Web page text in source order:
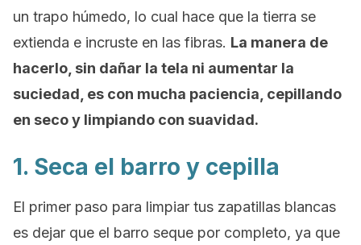
un trapo húmedo, lo cual hace que la tierra se
extienda e incruste en las fibras. La manera de
hacerlo, sin dañar la tela ni aumentar la
suciedad, es con mucha paciencia, cepillando
en seco y limpiando con suavidad.
1. Seca el barro y cepilla
El primer paso para limpiar tus zapatillas blancas
es dejar que el barro seque por completo, ya que